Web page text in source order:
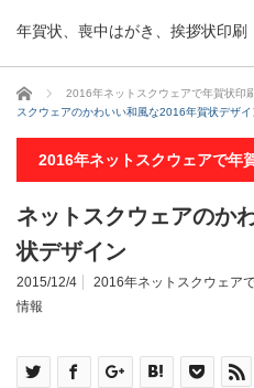
年賀状、喪中はがき、挨拶状印刷
ホーム 2016年ネットスクウェアで年賀状印刷
スクウェアのかわいい和風な2016年賀状デザイ
2016年ネットスクウェアで年
ネットスクウェアのか
状デザイン
2015/12/4 2016年ネットスクウェア
情報